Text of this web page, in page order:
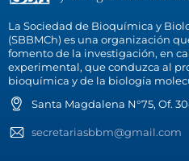
La Sociedad de Bioquímica y
(SBBMCh) es una organización
fomento de la investigación, en
experimental, que conduzca al
bioquímica y de la biología
Santa Magdalena N°75, Of.
secretariasbbm@gmail.com